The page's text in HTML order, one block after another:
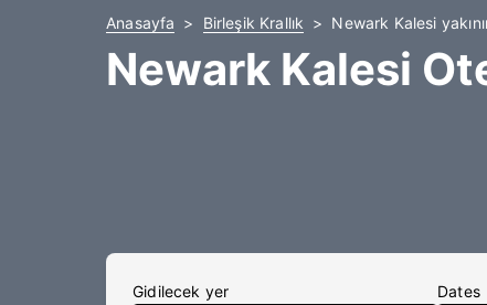
Anasayfa Birleşik Krallık Newark Kalesi
Newark Kalesi
Gidilecek yer Dates